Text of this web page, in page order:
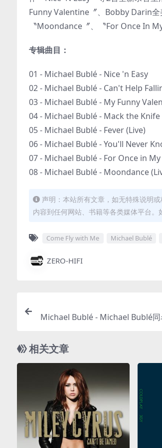
Funny Valentine〞、Bobby Darin
〝Moondance〞、〝For Once In
专辑曲目：
01 - Michael Bublé - Nice 'n Easy
02 - Michael Bublé - Can't Help
03 - Michael Bublé - My Funny
04 - Michael Bublé - Mack the Knife
05 - Michael Bublé - Fever (Live)
06 - Michael Bublé - You'll Never
07 - Michael Bublé - For Once in My
08 - Michael Bublé - Moondance
声明：本站所有文章，如无特殊说明
内容到任何网站、书籍等各类媒体平台。
Come Fly with Me Michael Bublé
ZERO-HIFI
Michael Bublé - Michael Bublé同
相关文章